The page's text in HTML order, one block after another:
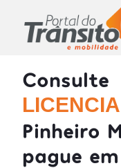
Consulte
Pinheiro
pague